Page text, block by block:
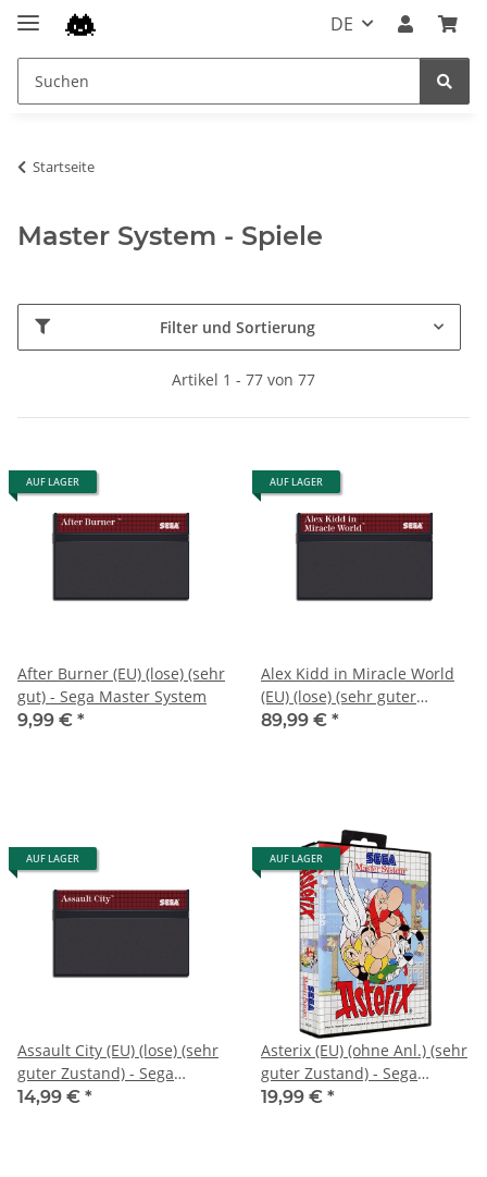
DE
Startseite
Master System - Spiele
Filter und Sortierung
Artikel 1 - 77 von 77
AUF LAGER
After Burner (EU) (lose) (sehr
gut) - Sega Master System
9,99 € *
AUF LAGER
Alex Kidd in Miracle World
(EU) (lose) (sehr guter
Zustand) - Sega Master
89,99 € *
AUF LAGER
Assault City (EU) (lose) (sehr
guter Zustand) - Sega
Master System
14,99 € *
AUF LAGER
Asterix (EU) (ohne Anl.) (sehr
guter Zustand) - Sega
Master System
19,99 € *